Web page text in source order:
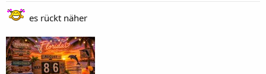
: es rückt näher